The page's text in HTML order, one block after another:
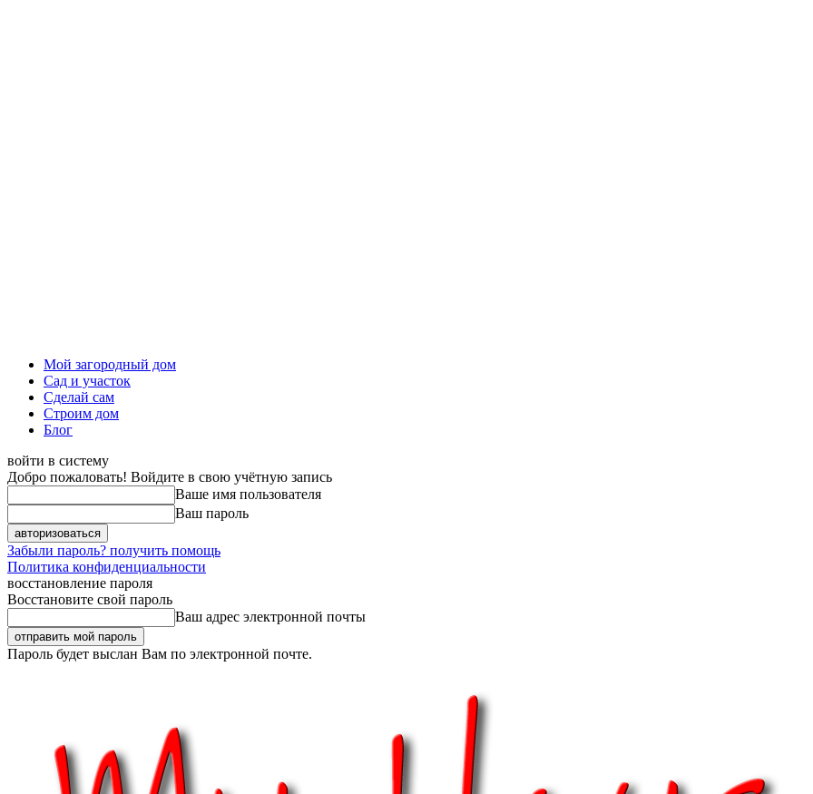
Мой загородный дом
Сад и участок
Сделай сам
Строим дом
Блог
войти в систему
Добро пожаловать! Войдите в свою учётную запись
Ваше имя пользователя
Ваш пароль
Забыли пароль? получить помощь
Политика конфиденциальности
восстановление пароля
Восстановите свой пароль
Ваш адрес электронной почты
Пароль будет выслан Вам по электронной почте.